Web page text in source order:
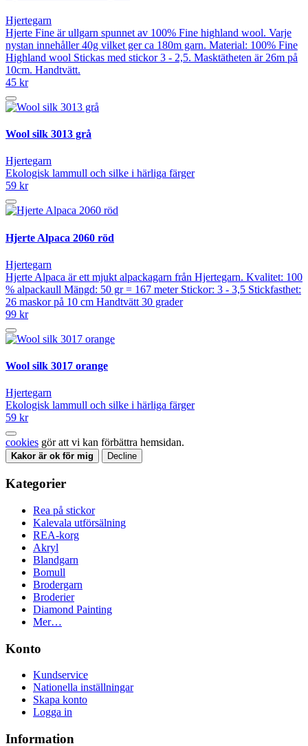
Hjertegarn
Hjerte Fine är ullgarn spunnet av 100% Fine highland wool. Varje
nystan innehåller 40g vilket ger ca 180m garn. Material: 100% Fine
Highland wool Stickas med stickor 3 - 2,5. Masktätheten är 26m på
10cm. Handtvätt.
45 kr
Wool silk 3013 grå
Hjertegarn
Ekologisk lammull och silke i härliga färger
59 kr
Hjerte Alpaca 2060 röd
Hjertegarn
Hjerte Alpaca är ett mjukt alpackagarn från Hjertegarn. Kvalitet: 100
% alpackaull Mängd: 50 gr = 167 meter Stickor: 3 - 3,5 Stickfasthet:
26 maskor på 10 cm Handtvätt 30 grader
99 kr
Wool silk 3017 orange
Hjertegarn
Ekologisk lammull och silke i härliga färger
59 kr
cookies gör att vi kan förbättra hemsidan.
Kakor är ok för mig Decline
Kategorier
Rea på stickor
Kalevala utförsälning
REA-korg
Akryl
Blandgarn
Bomull
Brodergarn
Broderier
Diamond Painting
Mer…
Konto
Kundservice
Nationella inställningar
Skapa konto
Logga in
Information